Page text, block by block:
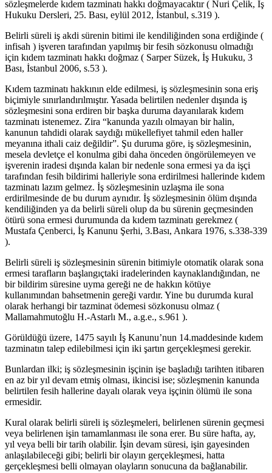
sözleşmelerde kıdem tazminatı hakkı doğmayacaktır ( Nuri Çelik, İş
Hukuku Dersleri, 25. Bası, eylül 2012, İstanbul, s.319 ).
Belirli süreli iş akdi sürenin bitimi ile kendiliğinden sona erdiğinde (
infisah ) işveren tarafından yapılmış bir fesih sözkonusu olmadığı
için kıdem tazminatı hakkı doğmaz ( Sarper Süzek, İş Hukuku, 3
Bası, İstanbul 2006, s.53 ).
Kıdem tazminatı hakkının elde edilmesi, iş sözleşmesinin sona eriş
biçimiyle sınırlandırılmıştır. Yasada belirtilen nedenler dışında iş
sözleşmesini sona erdiren bir başka duruma dayanılarak kıdem
tazminatı istenemez. Zira “kanunda yazılı olmayan bir halin,
kanunun tahdidi olarak saydığı mükellefiyet tahmil eden haller
meyanına ithali caiz değildir”. Şu duruma göre, iş sözleşmesinin,
mesela devletçe el konulma gibi daha önceden öngörülemeyen ve
işverenin iradesi dışında kalan bir nedenle sona ermesi ya da işçi
tarafından fesih bildirimi halleriyle sona erdirilmesi hallerinde kıdem
tazminatı lazım gelmez. İş sözleşmesinin uzlaşma ile sona
erdirilmesinde de bu durum aynıdır. İş sözleşmesinin ölüm dışında
kendiliğinden ya da belirli süreli olup da bu sürenin geçmesinden
ötürü sona ermesi durumunda da kıdem tazminatı gerekmez (
Mustafa Çenberci, İş Kanunu Şerhi, 3.Bası, Ankara 1976, s.338-339
).
Belirli süreli iş sözleşmesinin sürenin bitimiyle otomatik olarak sona
ermesi tarafların başlangıçtaki iradelerinden kaynaklandığından, ne
bir bildirim süresine uyma gereği ne de hakkın kötüye
kullanımından bahsetmenin gereği vardır. Yine bu durumda kural
olarak herhangi bir tazminat ödemesi sözkonusu olmaz (
Mallamahmutoğlu H.-Astarlı M., a.g.e., s.961 ).
Görüldüğü üzere, 1475 sayılı İş Kanunu’nun 14.maddesinde kıdem
tazminatın talep edilebilmesi için iki şartın gerçekleşmesi gerekir.
Bunlardan ilki; iş sözleşmesinin işçinin işe başladığı tarihten itibaren
en az bir yıl devam etmiş olması, ikincisi ise; sözleşmenin kanunda
belirtilen fesih hallerine dayalı olarak veya işçinin ölümü ile sona
ermesidir.
Kural olarak belirli süreli iş sözleşmeleri, belirlenen sürenin geçmesi
veya belirlenen işin tamamlanması ile sona erer. Bu süre hafta, ay,
yıl veya belli bir tarih olabilir. İşin devam süresi, işin gayesinden
anlaşılabileceği gibi; belirli bir olayın gerçekleşmesi, hatta
gerçekleşmesi belli olmayan olayların sonucuna da bağlanabilir.